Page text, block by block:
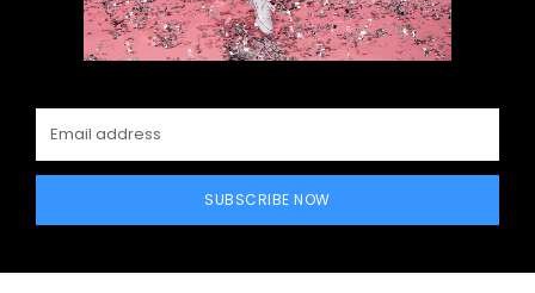
SUBSCRIBE NOW